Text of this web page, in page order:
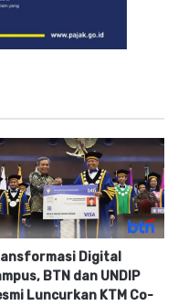
Digital
BTN dan UNDIP
Luncurkan KTM Co-